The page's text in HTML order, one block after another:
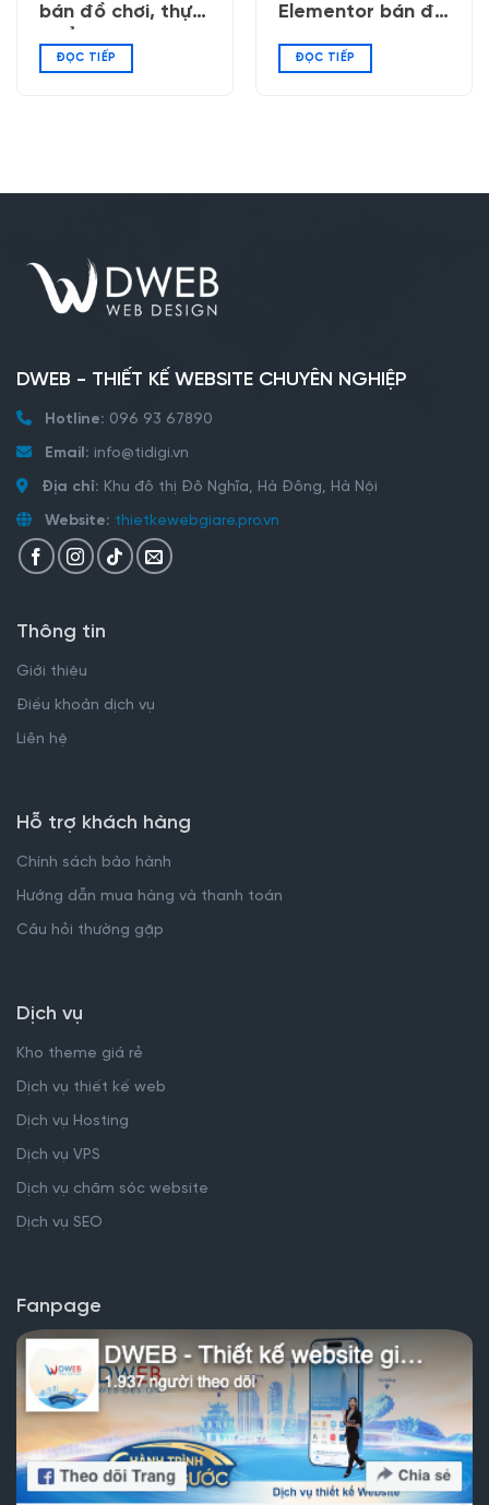
bán đồ chơi, thực
ĐỌC TIẾP
Elementor bán đồ
ĐỌC TIẾP
DWEB - THIẾT KẾ WEBSITE CHUYÊN NGHIỆP
Hotline: 096 93 67890
Email: info@tidigi.vn
Địa chỉ: Khu đô thị Đô Nghĩa, Hà Đông, Hà Nội
Website: thietkewebgiare.pro.vn
Thông tin
Giới thiệu
Điều khoản dịch vụ
Liên hệ
Hỗ trợ khách hàng
Chính sách bảo hành
Hướng dẫn mua hàng và thanh toán
Câu hỏi thường gặp
Dịch vụ
Kho theme giá rẻ
Dịch vụ thiết kế web
Dịch vụ Hosting
Dịch vụ VPS
Dịch vụ chăm sóc website
Dịch vụ SEO
Fanpage